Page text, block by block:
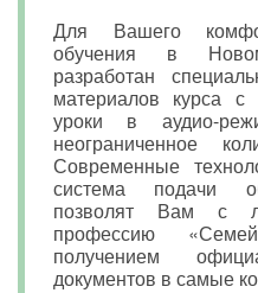
Для Вашего
обучения в
разработан
материалов курса с
уроки в аудио-
неограниченное
Современные
система подачи
позволят Вам с
профессию
получением
документов в самые